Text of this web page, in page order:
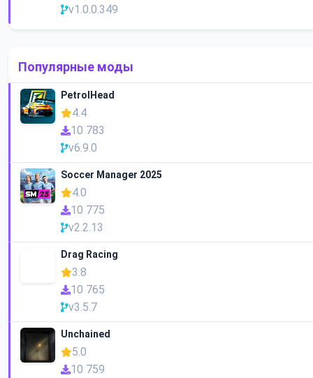
v1.0.0.349
Популярные моды
PetrolHead
4.4
10 783
v6.9.0
Soccer Manager 2025
4.0
10 775
v2.2.13
Drag Racing
3.8
10 765
v3.5.7
Unchained
5.0
10 759